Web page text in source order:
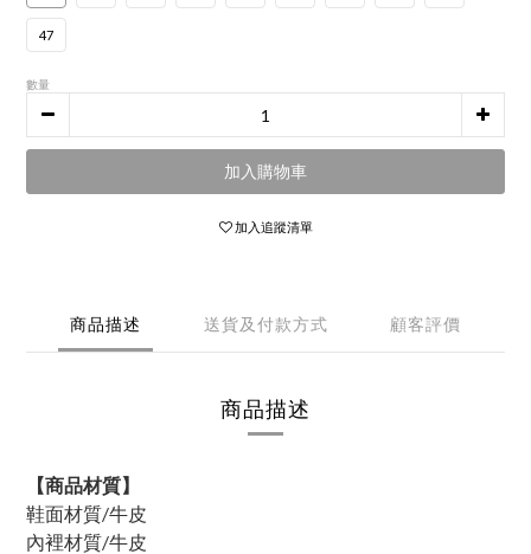
47
數量
加入購物車
加入追蹤清單
商品描述 送貨及付款方式 顧客評價
商品描述
【商品材質】
鞋面材質/牛皮
內裡材質/牛皮